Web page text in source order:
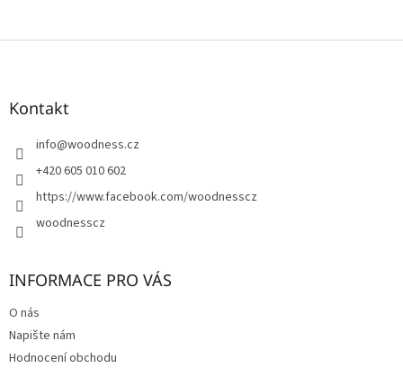
Z
Kontakt
info@woodness.cz
+420 605 010 602
https://www.facebook.com/woodnesscz
woodnesscz
INFORMACE PRO VÁS
O nás
Napište nám
Hodnocení obchodu